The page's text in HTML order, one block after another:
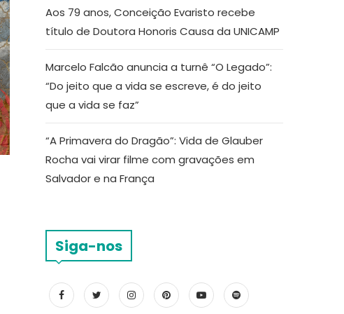
Aos 79 anos, Conceição Evaristo recebe
título de Doutora Honoris Causa da UNICAMP
Marcelo Falcão anuncia a turnê “O Legado”:
“Do jeito que a vida se escreve, é do jeito
que a vida se faz”
“A Primavera do Dragão”: Vida de Glauber
Rocha vai virar filme com gravações em
Salvador e na França
Siga-nos